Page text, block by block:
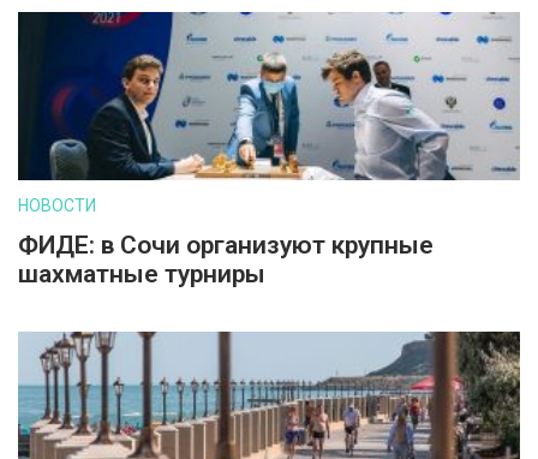
НОВОСТИ
ФИДЕ: в Сочи организуют крупные
шахматные турниры